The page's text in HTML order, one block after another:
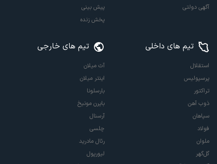
آگهی دولتی
پیش بینی
پخش زنده
تیم های داخلی
استقلال
پرسپولیس
تراکتور
ذوب آهن
سپاهان
فولاد
ملوان
گل‌گهر
تیم های خارجی
آث میلان
اینتر میلان
بارسلونا
بایرن مونیخ
آرسنال
چلسی
رئال مادرید
لیورپول